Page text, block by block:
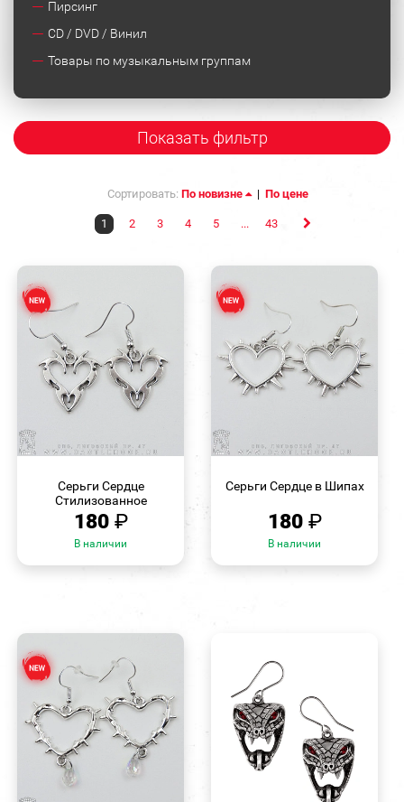
Пирсинг
CD / DVD / Винил
Товары по музыкальным группам
Показать фильтр
Сортировать: По новизне | По цене
1 2 3 4 5 ... 43
Серьги Сердце
Стилизованное
180 ₽
В наличии
Серьги Сердце в Шипах
180 ₽
В наличии